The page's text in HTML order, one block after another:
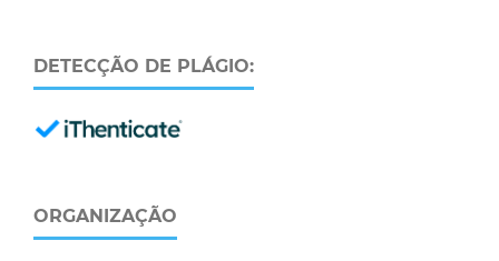
DETECÇÃO DE PLÁGIO:
ORGANIZAÇÃO